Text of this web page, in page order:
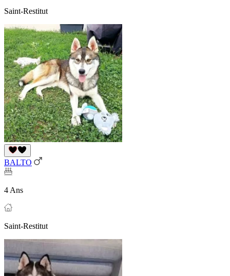
Saint-Restitut
BALTO
4 Ans
Saint-Restitut